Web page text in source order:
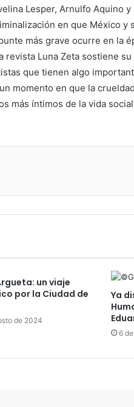
Lesper, Arnulfo Aquino
en que México y
más grave ocurre en la
revista Luna Zeta sostiene
que tienen algo
momento en que la
más íntimos de la vida
un viaje
por la Ciudad de
de 2024
Ya
6